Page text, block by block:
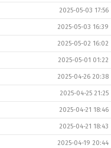
2025-05-03 17:56
2025-05-03 16:39
2025-05-02 16:02
2025-05-01 01:22
2025-04-26 20:38
2025-04-25 21:25
2025-04-21 18:46
2025-04-21 18:43
2025-04-19 20:44